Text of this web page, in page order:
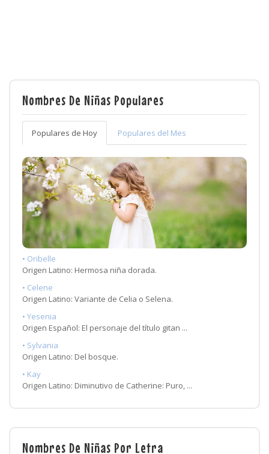
Nombres De Niñas Populares
Populares de Hoy Populares del Mes
• Oribelle
Origen Latino: Hermosa niña dorada.
• Celene
Origen Latino: Variante de Celia o Selena.
• Yesenia
Origen Español: El personaje del título gitan ...
• Sylvania
Origen Latino: Del bosque.
• Kay
Origen Latino: Diminutivo de Catherine: Puro, ...
Nombres De Niñas Por Letra